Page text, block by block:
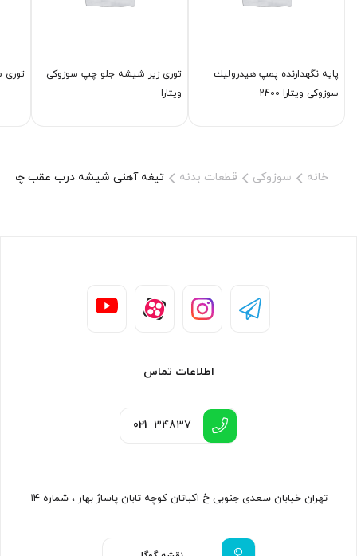
پایه نگهدارنده پمپ هیدرولیك
سوزوکی ویتارا 2400
توری زیر شیشه جلو چپ سوزوکی
ویتارا
توری
خانه سوزوکی قطعات بدنه تیغه آهنی شیشه درب عقب چپ
اطلاعات تماس
021 34837
تهران خیابان سعدی جنوبی خ اکباتان کوچه تابان پاساژ بهار ، شماره ۱۴